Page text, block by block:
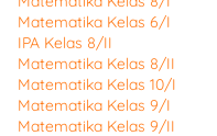
Matematika Kelas 6/I
IPA Kelas 8/II
Matematika Kelas 8/II
Matematika Kelas 10/I
Matematika Kelas 9/I
Matematika Kelas 9/II